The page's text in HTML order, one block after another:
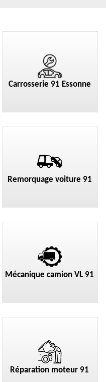
Carrosserie 91 Essonne
Remorquage voiture 91
Mécanique camion VL 91
Réparation moteur 91